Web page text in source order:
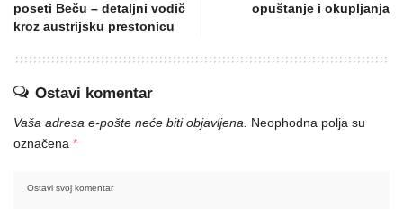
poseti Beču – detaljni vodič
kroz austrijsku prestonicu
opuštanje i okupljanja
Ostavi komentar
Vaša adresa e-pošte neće biti objavljena.
Neophodna polja su
označena *